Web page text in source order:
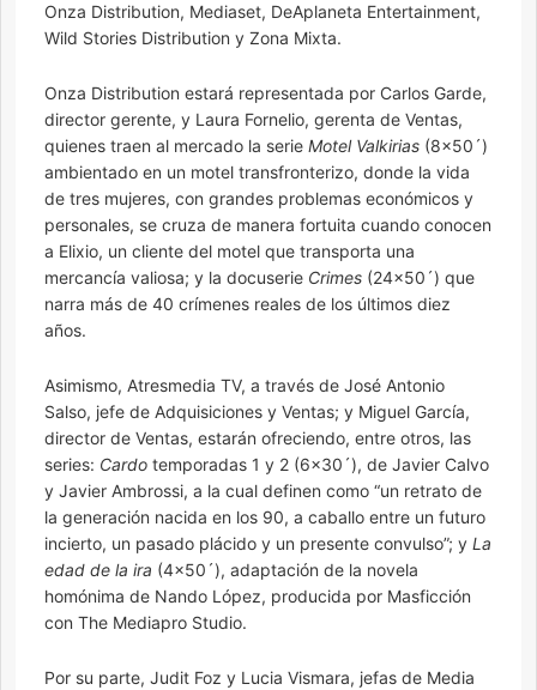
Onza Distribution, Mediaset, DeAplaneta Entertainment,
Wild Stories Distribution y Zona Mixta.
Onza Distribution estará representada por Carlos Garde,
director gerente, y Laura Fornelio, gerenta de Ventas,
quienes traen al mercado la serie Motel Valkirias (8×50´)
ambientado en un motel transfronterizo, donde la vida
de tres mujeres, con grandes problemas económicos y
personales, se cruza de manera fortuita cuando conocen
a Elixio, un cliente del motel que transporta una
mercancía valiosa; y la docuserie Crimes (24×50´) que
narra más de 40 crímenes reales de los últimos diez
años.
Asimismo, Atresmedia TV, a través de José Antonio
Salso, jefe de Adquisiciones y Ventas; y Miguel García,
director de Ventas, estarán ofreciendo, entre otros, las
series: Cardo temporadas 1 y 2 (6×30´), de Javier Calvo
y Javier Ambrossi, a la cual definen como “un retrato de
la generación nacida en los 90, a caballo entre un futuro
incierto, un pasado plácido y un presente convulso”; y La
edad de la ira (4×50´), adaptación de la novela
homónima de Nando López, producida por Masficción
con The Mediapro Studio.
Por su parte, Judit Foz y Lucia Vismara, jefas de Media